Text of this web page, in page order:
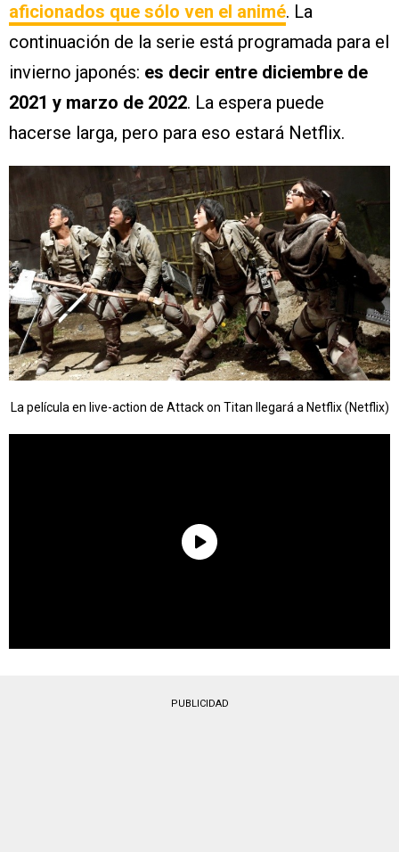
aficionados que sólo ven el animé. La
continuación de la serie está programada para el
invierno japonés: es decir entre diciembre de
2021 y marzo de 2022. La espera puede
hacerse larga, pero para eso estará Netflix.
La película en live-action de Attack on Titan llegará a Netflix (Netflix)
PUBLICIDAD